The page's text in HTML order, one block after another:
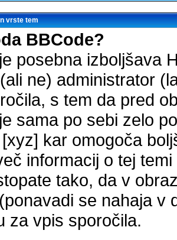
vrste tem
BBCode?
posebna izboljšava
ne) administrator
s tem da pred
sama po sebi zelo
kar omogoča
informacij o tej
tako, da v
se nahaja v
za vpis sporočila.